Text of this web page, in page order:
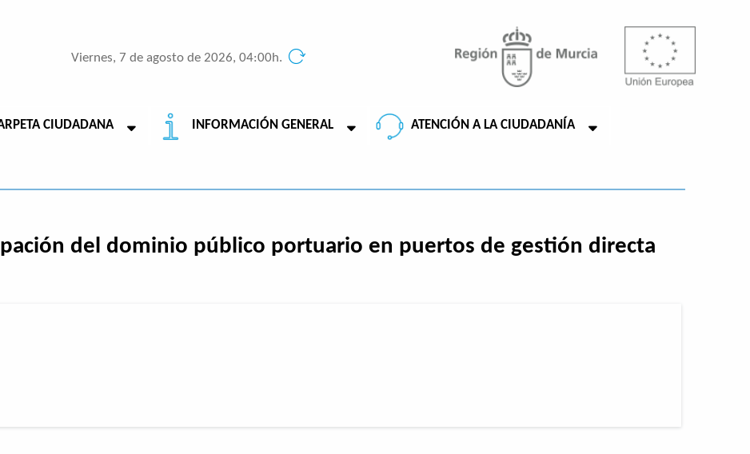
Viernes, 7 de agosto de 2026, 04:00h.
CIUDADANA INFORMACIÓN GENERAL ATENCIÓN A LA CIUDADANÍA
del dominio público portuario en puertos de gestión directa